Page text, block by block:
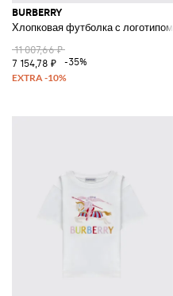
BURBERRY
Хлопковая футболка с логотипом
11 007,66 ₽
7 154,78 ₽
-35%